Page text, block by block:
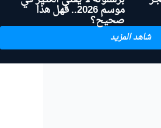
موسم 2026.. فهل هذا
صحيح؟
شاهد المزيد